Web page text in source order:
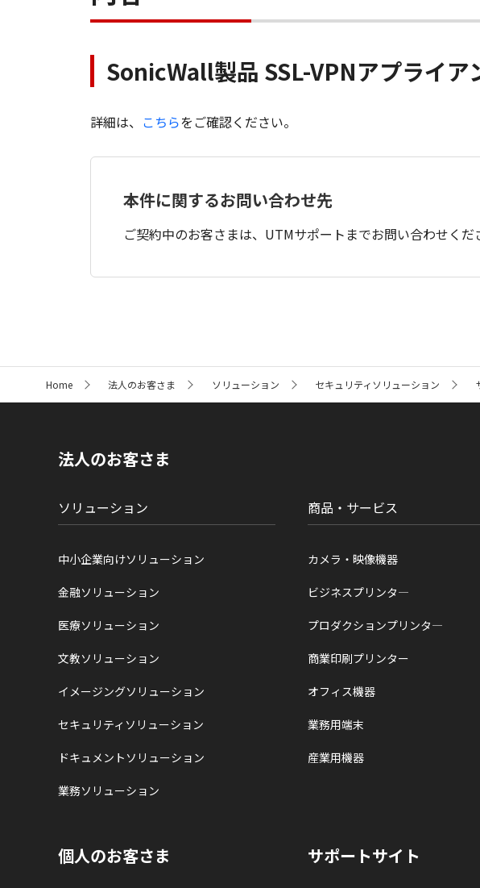
SonicWall製品 SSL-VPNアプライ
詳細は、 こちらをご確認ください。
本件に関するお問い合わせ先
ご契約中のお客さまは、UTMサポートまでお問い合わせくだ
ト
Home 法人のお客さま ソリューション セキュリティソリューション
法人のお客さま
ソリューション
中小企業向けソリューション
金融ソリューション
医療ソリューション
文教ソリューション
イメージングソリューション
セキュリティソリューション
ドキュメントソリューション
業務ソリューション
商品・サービス
カメラ・映像機器
ビジネスプリンタ―
プロダクションプリンタ―
商業印刷プリンター
オフィス機器
業務用端末
産業用機器
個人のお客さま サポートサイト